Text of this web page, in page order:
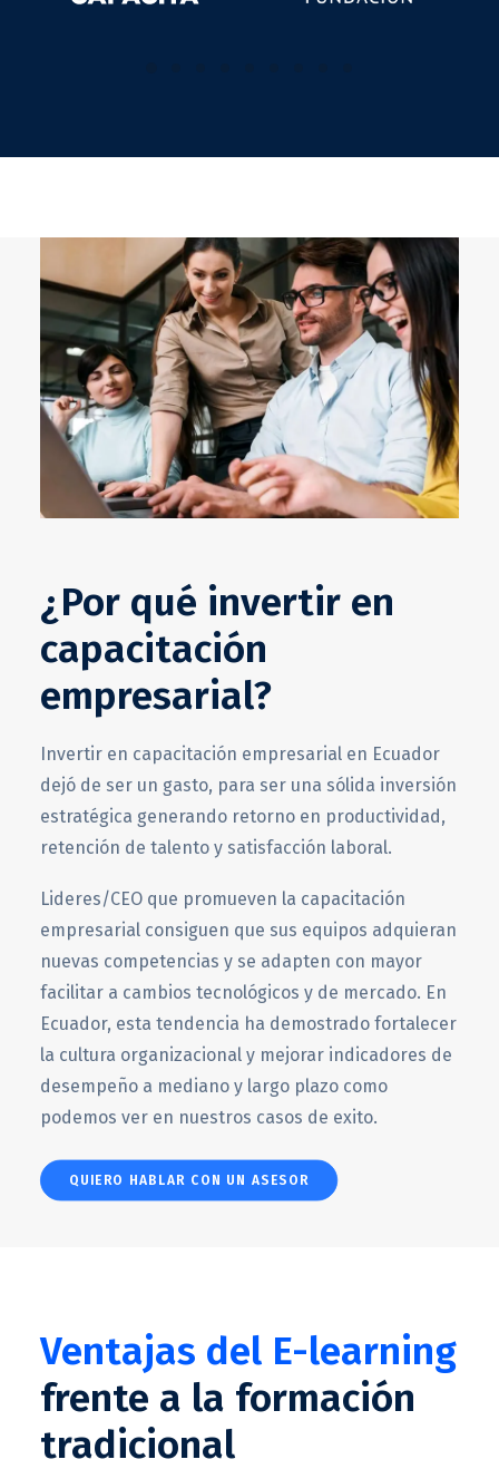
¿Por qué invertir en
capacitación
empresarial?
Invertir en capacitación empresarial en Ecuador
dejó de ser un gasto, para ser una sólida inversión
estratégica generando retorno en productividad,
retención de talento y satisfacción laboral.
Lideres/CEO que promueven la capacitación
empresarial consiguen que sus equipos adquieran
nuevas competencias y se adapten con mayor
facilitar a cambios tecnológicos y de mercado. En
Ecuador, esta tendencia ha demostrado fortalecer
la cultura organizacional y mejorar indicadores de
desempeño a mediano y largo plazo como
podemos ver en nuestros casos de exito.
QUIERO HABLAR CON UN ASESOR
Ventajas del E-learning
frente a la formación
tradicional